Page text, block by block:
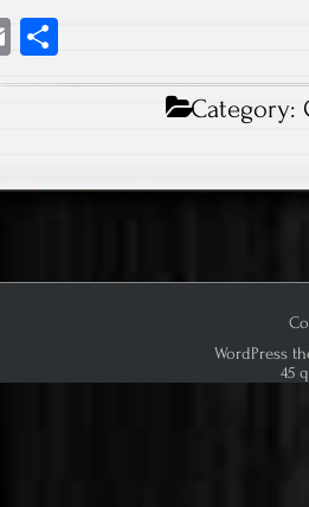
E
m ha
Category:
WordPress
45